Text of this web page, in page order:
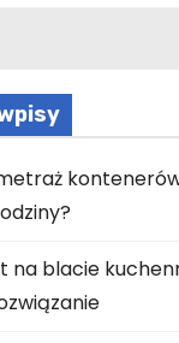
na blacie